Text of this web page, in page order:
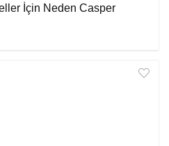
İçin Neden Casper